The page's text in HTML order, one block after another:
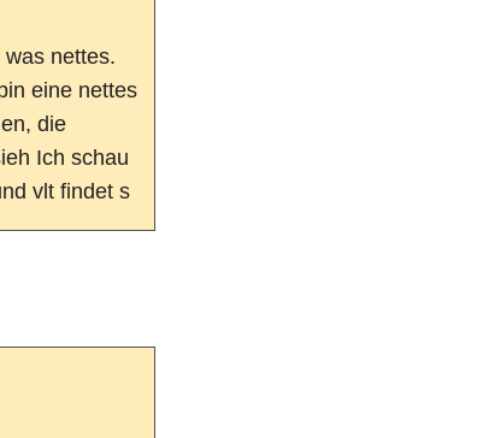
nettes.
eine nettes
die
Ich schau
vlt findet s